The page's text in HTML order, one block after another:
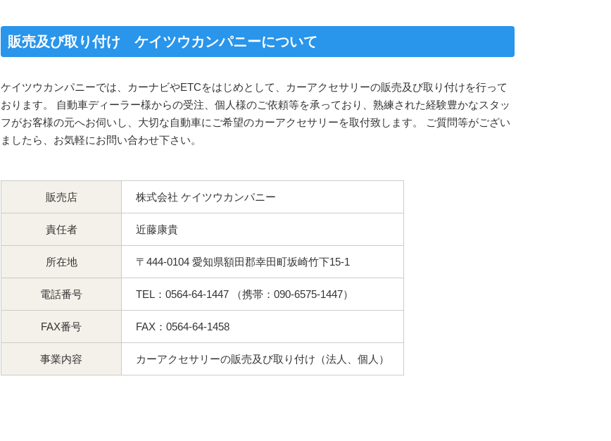
販売及び取り付け ケイツウカンパニーについて
ケイツウカンパニーでは、カーナビやETCをはじめとして、カーアクセサリーの販売及び取り付けを行って
おります。 自動車ディーラー様からの受注、個人様のご依頼等を承っており、熟練された経験豊かなスタッ
フがお客様の元へお伺いし、大切な自動車にご希望のカーアクセサリーを取付致します。 ご質問等がござい
ましたら、お気軽にお問い合わせ下さい。
販売店 株式会社 ケイツウカンパニー
責任者 近藤康貴
所在地 〒444-0104 愛知県額田郡幸田町坂崎竹下15-1
電話番号 TEL：0564-64-1447 （携帯：090-6575-1447）
FAX番号 FAX：0564-64-1458
事業内容 カーアクセサリーの販売及び取り付け（法人、個人）